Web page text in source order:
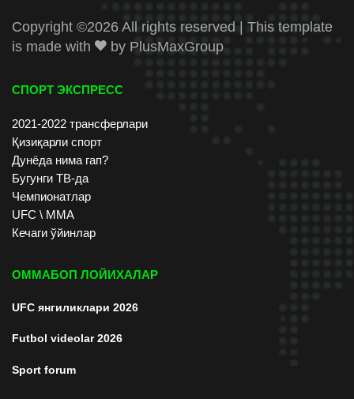
Copyright ©2026 All rights reserved | This template
is made with
by PlusMaxGroup
СПОРТ ЭКСПРЕСС
2021-2022 трансферлари
Қизиқарли спорт
Дунёда нима гап?
Бугунги ТВ-да
Чемпионатлар
UFC \ ММА
Кечаги ўйинлар
ОММАБОП ЛОЙИХАЛАР
UFC янгиликлари 2026
Futbol videolar 2026
Sport forum